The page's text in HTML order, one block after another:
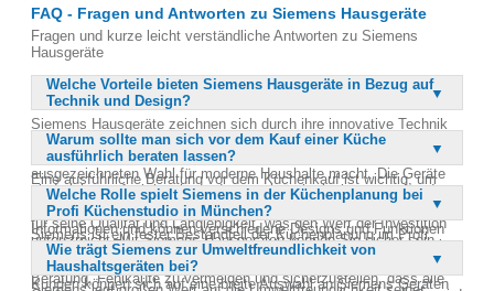
FAQ - Fragen und Antworten zu Siemens Hausgeräte
Fragen und kurze leicht verständliche Antworten zu Siemens
Hausgeräte
Welche Vorteile bieten Siemens Hausgeräte in Bezug auf
Technik und Design?
Siemens Hausgeräte zeichnen sich durch ihre innovative Technik
und ihr ansprechendes Design aus. Sie bieten höchsten
Bedienkomfort und sind umweltfreundlich, was sie zu einer
ausgezeichneten Wahl für moderne Haushalte macht. Die Geräte
sind nicht nur funktional, sondern auch ästhetisch ansprechend
gestaltet, sodass sie in jede Küche passen. Siemens ist bekannt
für seine Qualität und Langlebigkeit, was den Wert der Investition
unterstreicht. Mit Siemens Hausgeräten können Sie sicher sein,
dass Sie auf dem neuesten Stand der Technik sind.
Warum sollte man sich vor dem Kauf einer Küche
ausführlich beraten lassen?
Eine ausführliche Beratung vor dem Küchenkauf ist wichtig, um
sicherzustellen, dass die Küche Ihren individuellen Bedürfnissen
entspricht. In einem Küchenstudio erhalten Sie detaillierte
Informationen und können verschiedene Designs und Funktionen
vergleichen. Eine maßgeschneiderte Küche kann Ihnen langfristig
mehr Freude bereiten als eine Standardlösung. Zudem hilft eine
Beratung, Fehlkäufe zu vermeiden und sicherzustellen, dass alle
Welche Rolle spielt Siemens in der Küchenplanung bei
Profi Küchenstudio in München?
Siemens ist ein fester Bestandteil der Küchenplanung im Profi
Küchenstudio in München. Die Marke steht für Qualität und
innovative Technik, die in modernen Küchen nicht fehlen darf.
Kunden können sich auf eine breite Auswahl an Siemens Geräten
Wie trägt Siemens zur Umweltfreundlichkeit von
Haushaltsgeräten bei?